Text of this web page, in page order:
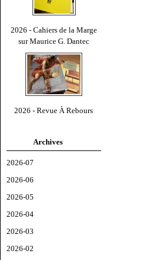
2026 - Cahiers de la Marge
sur Maurice G. Dantec
2026 - Revue À Rebours
Archives
2026-07
2026-06
2026-05
2026-04
2026-03
2026-02